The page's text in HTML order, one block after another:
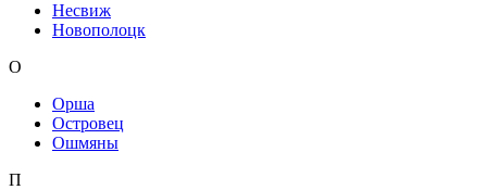
Несвиж
Новополоцк
О
Орша
Островец
Ошмяны
П